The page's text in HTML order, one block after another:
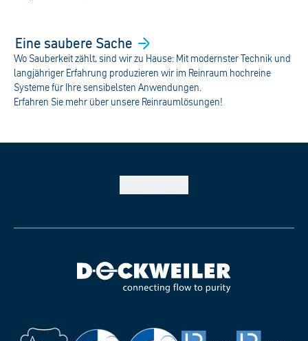
Eine saubere Sache
Wo Sauberkeit zählt, sind wir zu Hause: Mit modernster Technik und
langjähriger Erfahrung produzieren wir im Reinraum hochreine
Systeme für Ihre sensibelsten Anwendungen.
Erfahren Sie mehr über unsere Reinraumlösungen!